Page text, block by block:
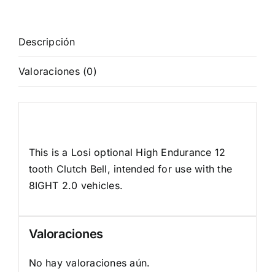
campana
cantidad
Descripción
Valoraciones (0)
This is a Losi optional High Endurance 12
tooth Clutch Bell, intended for use with the
8IGHT 2.0 vehicles.
Valoraciones
No hay valoraciones aún.